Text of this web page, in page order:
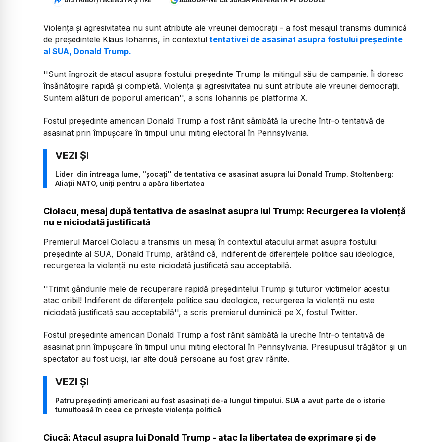
Violenţa şi agresivitatea nu sunt atribute ale vreunei democraţii - a fost mesajul transmis duminică
de preşedintele Klaus Iohannis, în contextul tentativei de asasinat asupra fostului preşedinte
al SUA, Donald Trump.
''Sunt îngrozit de atacul asupra fostului preşedinte Trump la mitingul său de campanie. Îi doresc
însănătoşire rapidă şi completă. Violenţa şi agresivitatea nu sunt atribute ale vreunei democraţii.
Suntem alături de poporul american'', a scris Iohannis pe platforma X.
Fostul preşedinte american Donald Trump a fost rănit sâmbătă la ureche într-o tentativă de
asasinat prin împuşcare în timpul unui miting electoral în Pennsylvania.
Lideri din întreaga lume, ''şocaţi'' de tentativa de asasinat asupra lui Donald Trump. Stoltenberg:
Aliații NATO, uniți pentru a apăra libertatea
Ciolacu, mesaj după tentativa de asasinat asupra lui Trump: Recurgerea la violenţă
nu e niciodată justificată
Premierul Marcel Ciolacu a transmis un mesaj în contextul atacului armat asupra fostului
preşedinte al SUA, Donald Trump, arătând că, indiferent de diferenţele politice sau ideologice,
recurgerea la violenţă nu este niciodată justificată sau acceptabilă.
''Trimit gândurile mele de recuperare rapidă preşedintelui Trump şi tuturor victimelor acestui
atac oribil! Indiferent de diferenţele politice sau ideologice, recurgerea la violenţă nu este
niciodată justificată sau acceptabilă'', a scris premierul duminică pe X, fostul Twitter.
Fostul preşedinte american Donald Trump a fost rănit sâmbătă la ureche într-o tentativă de
asasinat prin împuşcare în timpul unui miting electoral în Pennsylvania. Presupusul trăgător şi un
spectator au fost ucişi, iar alte două persoane au fost grav rănite.
Patru președinți americani au fost asasinați de-a lungul timpului. SUA a avut parte de o istorie
tumultoasă în ceea ce privește violența politică
Ciucă: Atacul asupra lui Donald Trump - atac la libertatea de exprimare şi de